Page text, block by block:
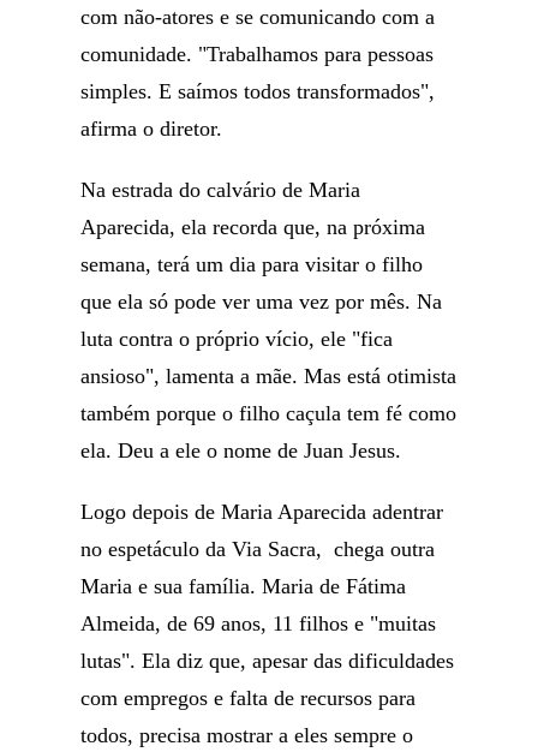
com não-atores e se comunicando com a
comunidade. "Trabalhamos para pessoas
simples. E saímos todos transformados",
afirma o diretor.
Na estrada do calvário de Maria
Aparecida, ela recorda que, na próxima
semana, terá um dia para visitar o filho
que ela só pode ver uma vez por mês. Na
luta contra o próprio vício, ele "fica
ansioso", lamenta a mãe. Mas está otimista
também porque o filho caçula tem fé como
ela. Deu a ele o nome de Juan Jesus.
Logo depois de Maria Aparecida adentrar
no espetáculo da Via Sacra, chega outra
Maria e sua família. Maria de Fátima
Almeida, de 69 anos, 11 filhos e "muitas
lutas". Ela diz que, apesar das dificuldades
com empregos e falta de recursos para
todos, precisa mostrar a eles sempre o